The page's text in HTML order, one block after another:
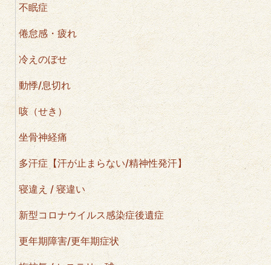
不眠症
倦怠感・疲れ
冷えのぼせ
動悸/息切れ
咳（せき）
坐骨神経痛
多汗症【汗が止まらない/精神性発汗】
寝違え / 寝違い
新型コロナウイルス感染症後遺症
更年期障害/更年期症状